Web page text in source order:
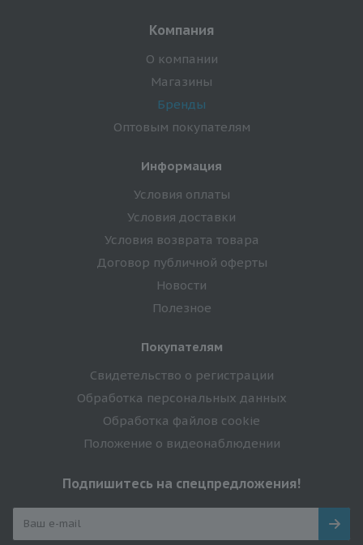
Компания
О компании
Магазины
Бренды
Оптовым покупателям
Информация
Условия оплаты
Условия доставки
Условия возврата товара
Договор публичной оферты
Новости
Полезное
Покупателям
Свидетельство о регистрации
Обработка персональных данных
Обработка файлов cookie
Положение о видеонаблюдении
Подпишитесь на спецпредложения!